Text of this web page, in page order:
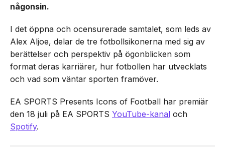
någonsin.
I det öppna och ocensurerade samtalet, som leds av
Alex Aljoe, delar de tre fotbollsikonerna med sig av
berättelser och perspektiv på ögonblicken som
format deras karriärer, hur fotbollen har utvecklats
och vad som väntar sporten framöver.
EA SPORTS Presents Icons of Football har premiär
den 18 juli på EA SPORTS YouTube-kanal och
Spotify.